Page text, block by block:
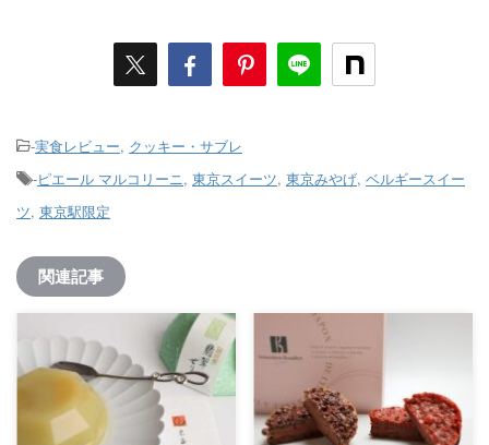
-実食レビュー, クッキー・サブレ
-ピエール マルコリーニ , 東京スイーツ, 東京みやげ, ベルギースイー
ツ, 東京駅限定
関連記事